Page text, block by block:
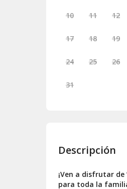
10 11 12
17 18 19
24 25 26
31
Descripción
¡Ven a disfrutar
para toda la